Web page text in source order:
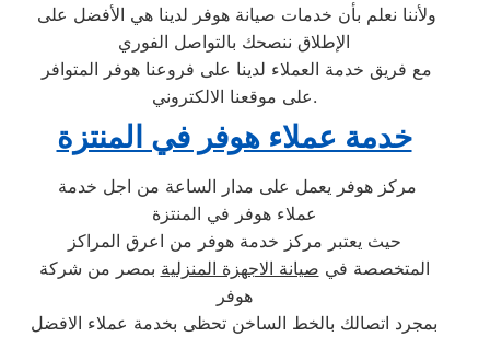
الإطلاق ننصحك بالتواصل الفوري
على موقعنا الالكتروني.
خدمة عملاء هوفر في المنتزة
عملاء هوفر في المنتزة
حيث يعتبر مركز خدمة هوفر من اعرق المراكز
المتخصصة في صيانة الاجهزة المنزلية بمصر من شركة
هوفر
بمجرد اتصالك بالخط الساخن تحظى بخدمة عملاء الافضل